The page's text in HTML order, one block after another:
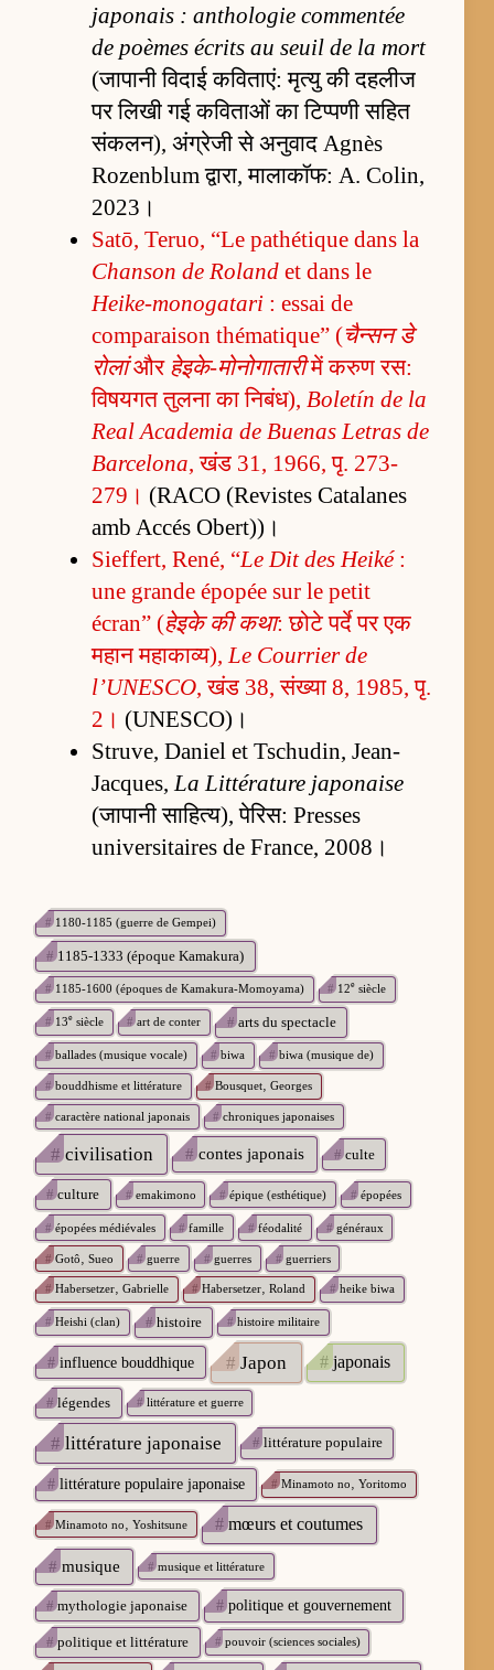
japonais : anthologie commentée
de poèmes écrits au seuil de la mort
(जापानी विदाई कविताएं: मृत्यु की दहलीज
पर लिखी गई कविताओं का टिप्पणी सहित
संकलन), अंग्रेजी से अनुवाद Agnès
Rozenblum द्वारा, मालाकॉफ: A. Colin,
2023।
Satō, Teruo, “Le pathétique dans la
Chanson de Rolandet dans le
Heike-monogatari: essai de
comparaison thématique” (चैन्सन डे
रोलांऔर हेइके-मोनोगातारीमें करुण रस:
विषयगत तुलना का निबंध), Boletín de la
Real Academia de Buenas Letras de
Barcelona, खंड 31, 1966, पृ. 273-
279। (RACO (Revistes Catalanes
amb Accés Obert))।
Sieffert, René, “Le Dit des Heiké:
une grande épopée sur le petit
écran” (हेइके की कथा: छोटे पर्दे पर एक
महान महाकाव्य), Le Courrier de
l’UNESCO, खंड 38, संख्या 8, 1985, पृ.
2। (UNESCO)।
Struve, Daniel et Tschudin, Jean-
Jacques, La Littérature japonaise
(जापानी साहित्य), पेरिस: Presses
universitaires de France, 2008।
#1180-1185 (guerre de Gempei)
# 1185-1333 (époque Kamakura)
#1185-1600 (époques de Kamakura-Momoyama) #12e siècle
#13esiècle #art de conter #arts du spectacle
#ballades (musique vocale) #biwa #biwa (musique de)
#bouddhisme et littérature #Bousquet‚ Georges
#caractère national japonais #chroniques japonaises
#civilisation #contes japonais #culte
#culture #emakimono #épique (esthétique) #épopées
#épopées médiévales #famille #féodalité #généraux
#Gotô‚ Sueo #guerre #guerres #guerriers
#Habersetzer‚ Gabrielle #Habersetzer‚ Roland #heike biwa
#Heishi (clan) #histoire #histoire militaire
#influence bouddhique #Japon #japonais
# légendes #littérature et guerre
#littérature japonaise #littérature populaire
#littérature populaire japonaise #Minamoto no‚ Yoritomo
#Minamoto no‚ Yoshitsune #mœurs et coutumes
#musique #musique et littérature
# mythologie japonaise #politique et gouvernement
# politique et littérature #pouvoir (sciences sociales)